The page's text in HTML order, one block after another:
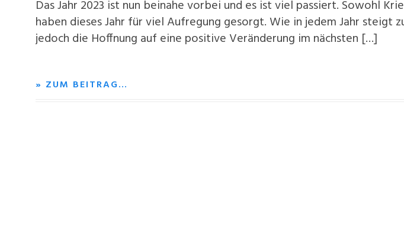
Das Jahr 2023 ist nun beinahe vorbei und es ist viel passiert. Sowohl
haben dieses Jahr für viel Aufregung gesorgt. Wie in jedem Jahr steigt
jedoch die Hoffnung auf eine positive Veränderung im nächsten […]
» ZUM BEITRAG…